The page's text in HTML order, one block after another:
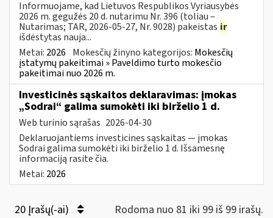
Informuojame, kad Lietuvos Respublikos Vyriausybės
2026 m. gegužės 20 d. nutarimu Nr. 396 (toliau –
Nutarimas; TAR, 2026-05-27, Nr. 9028) pakeistas ir
išdėstytas nauja...
Metai: 2026 Mokesčių žinyno kategorijos: Mokesčių
įstatymų pakeitimai » Paveldimo turto mokesčio
pakeitimai nuo 2026 m.
Investicinės sąskaitos deklaravimas: įmokas
„Sodrai“ galima sumokėti iki birželio 1 d.
Web turinio sąrašas 2026-04-30
Deklaruojantiems investicines sąskaitas — įmokas
Sodrai galima sumokėti iki birželio 1 d. Išsamesnę
informaciją rasite čia.
Metai: 2026
20 Įrašų(-ai) Rodoma nuo 81 iki 99 iš 99 irašų.